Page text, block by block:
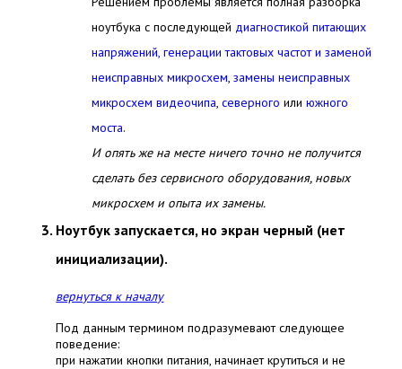
ноутбука с последующей диагностикой питающих
напряжений, генерации тактовых частот и заменой
неисправных микросхем,замены неисправных
микросхем видеочипа,северного илиюжного
моста.
И опять же на месте ничего точно не получится
сделать без сервисного оборудования, новых
микросхем и опыта их замены.
Ноутбук запускается, но экран черный (нет
инициализации).
вернуться к началу
Под данным термином подразумевают следующее
поведение:
при нажатии кнопки питания, начинает крутиться и не